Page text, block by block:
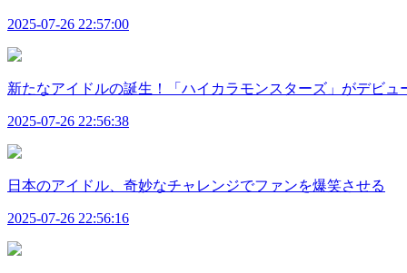
2025-07-26 22:57:00
新たなアイドルの誕生！「ハイカラモンスターズ」がデビュ
2025-07-26 22:56:38
日本のアイドル、奇妙なチャレンジでファンを爆笑させる
2025-07-26 22:56:16